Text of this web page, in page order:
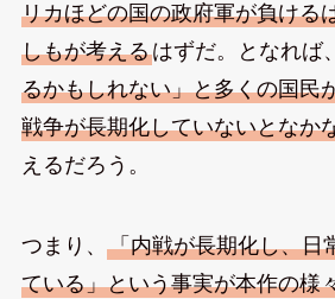
リカほどの国の政府軍が負ける
しもが考えるはずだ。となれば、
るかもしれない」と多くの国民
戦争が長期化していないとなか
えるだろう。
つまり、 「内戦が長期化し、日
ている」という事実が本作の様